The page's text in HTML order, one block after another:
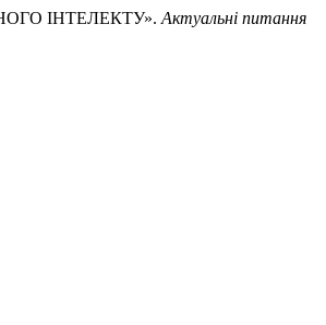
ІНТЕЛЕКТУ». Актуальні питання